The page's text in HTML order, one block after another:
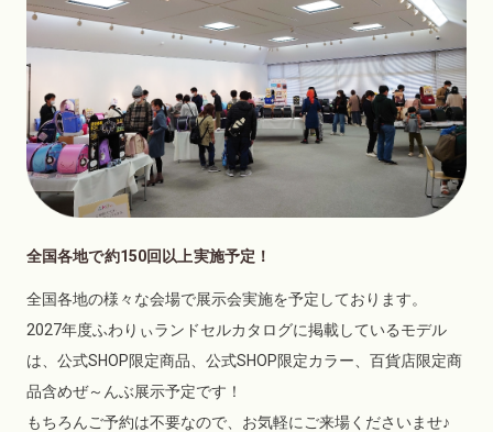
全国各地で約150回以上実施予定！
全国各地の様々な会場で展示会実施を予定しております。
2027年度ふわりぃランドセルカタログに掲載しているモデル
は、公式SHOP限定商品、公式SHOP限定カラー、百貨店限定商
品含めぜ～んぶ展示予定です！
もちろんご予約は不要なので、お気軽にご来場くださいませ♪